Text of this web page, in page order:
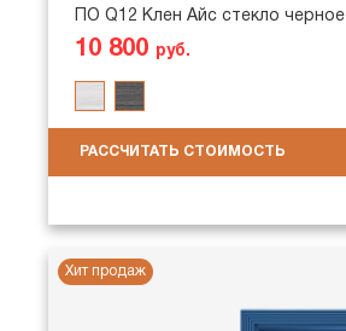
ПО Q12 Клен Айс стекло черное
10 800 руб.
РАССЧИТАТЬ СТОИМОСТЬ
Хит продаж